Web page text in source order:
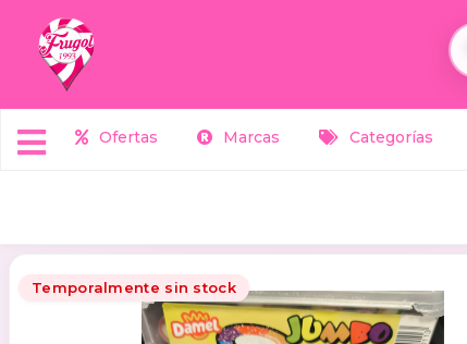
Ofertas Marcas Categorías
Temporalmente sin stock